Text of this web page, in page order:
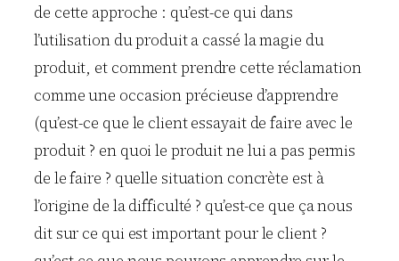
de cette approche : qu’est-ce qui dans
l’utilisation du produit a cassé la magie du
produit, et comment prendre cette réclamation
comme une occasion précieuse d’apprendre
(qu’est-ce que le client essayait de faire avec le
produit ? en quoi le produit ne lui a pas permis
de le faire ? quelle situation concrète est à
l’origine de la difficulté ? qu’est-ce que ça nous
dit sur ce qui est important pour le client ?